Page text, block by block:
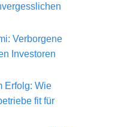
Verborgene
Investoren
Erfolg: Wie
fit für